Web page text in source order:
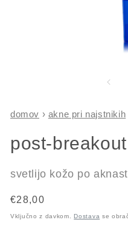
modalnem
načinu
domov › akne pri najstnikih
post-
svetlijo kožo po
Redna
cena
€28,00
Vključno z davkom.Dostava se